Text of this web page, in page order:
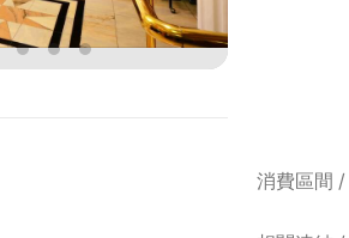
消費區間